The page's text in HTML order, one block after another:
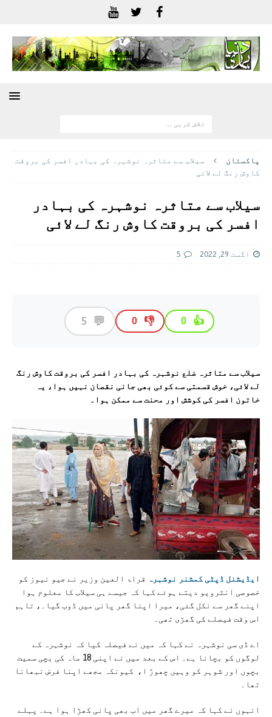
پاکستان
سیلاب سے متاثرہ نوشہرہ کی بہادر افسر کی بروقت
کاوش رنگ لے لائی
سیلاب سے متاثرہ نوشہرہ کی بہادر
افسر کی بروقت کاوش رنگ لے لائی
اگست 29, 2022 5
👍
0
👎
0
💬
5
سیلاب سے متاثرہ ضلع نوشہرہ کی بہادر افسر کی بروقت کاوش رنگ
لے لائی، خوش قسمتی سے کوئی بھی جانی نقصان نہیں ہوا، یہ
خاتون افسر کی کوشش اور محنت سے ممکن ہوا۔
ایڈیشنل ڈپٹی کمشنر نوشہرہ
قراۃ العین وزیر نے جیو نیوز کو
خصوصی انٹرویو دیتے ہوئے کہا کہ جیسے ہی سيلاب کا معلوم ہوا
اپنے گھر سے نکل گئی، میرا اپنا گھر پانی میں ڈوب گیا۔، تاہم
اس وقت فیصلے کی گھڑی تھی۔
اے ڈی سی نوشہرہ نے کہا کہ میں نے فیصلہ کیا کہ نوشہرہ کے
لوگوں کو بچانا ہے۔ اس کے بعد میں نے اپنی 18 ماہ کی بچی سمیت
بچوں اور شوہر کو وہیں چھوڑ ا، کیونکہ مجھے اپنا فرض نبھانا
تھا۔
انہوں نے کہا کہ میرے گھر میں اب بھی پانی کھڑا ہوا ہے۔ پہلے